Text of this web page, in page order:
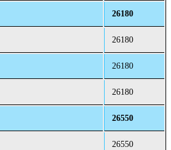
26180
26180
26180
26180
26550
26550